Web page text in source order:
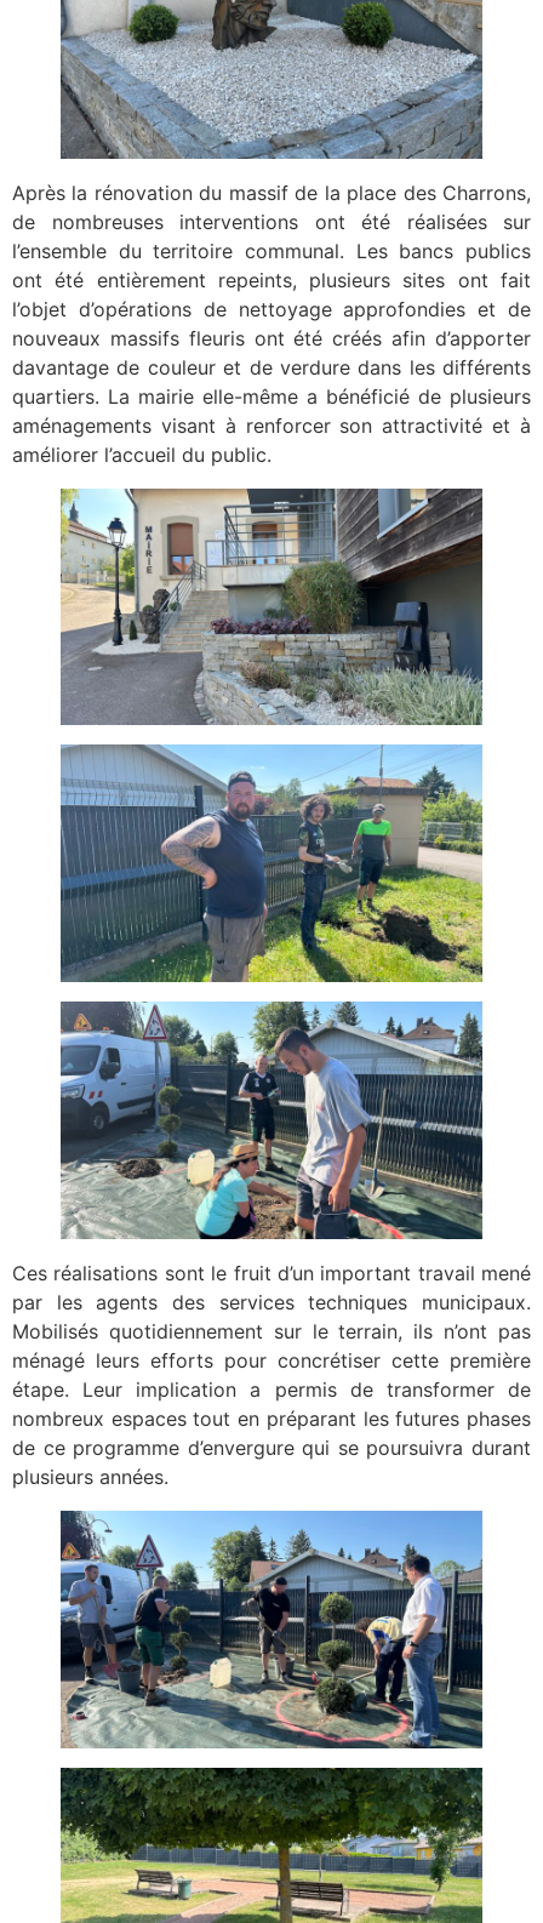
Après la rénovation du massif de la place des Charrons,
de nombreuses interventions ont été réalisées sur
l’ensemble du territoire communal. Les bancs publics
ont été entièrement repeints, plusieurs sites ont fait
l’objet d’opérations de nettoyage approfondies et de
nouveaux massifs fleuris ont été créés afin d’apporter
davantage de couleur et de verdure dans les différents
quartiers. La mairie elle-même a bénéficié de plusieurs
aménagements visant à renforcer son attractivité et à
améliorer l’accueil du public.
Ces réalisations sont le fruit d’un important travail mené
par les agents des services techniques municipaux.
Mobilisés quotidiennement sur le terrain, ils n’ont pas
ménagé leurs efforts pour concrétiser cette première
étape. Leur implication a permis de transformer de
nombreux espaces tout en préparant les futures phases
de ce programme d’envergure qui se poursuivra durant
plusieurs années.